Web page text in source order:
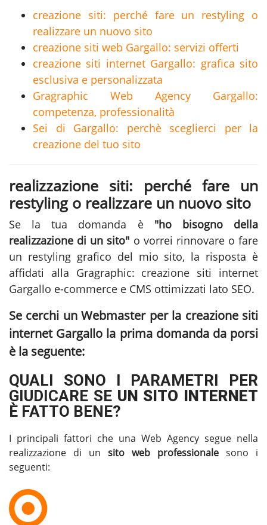
creazione siti: perché fare un restyling o
realizzare un nuovo sito
creazione siti web Gargallo: servizi offerti
creazione siti internet Gargallo: grafica sito
esclusiva e personalizzata
Gragraphic Web Agency Gargallo:
competenza, professionalità
Sei di Gargallo: perchè sceglierci per la
creazione del tuo sito
realizzazione siti: perché fare un
restyling o realizzare un nuovo sito
Se la tua domanda è "ho bisogno della
realizzazione di un sito" o vorrei rinnovare o fare
un restyling grafico del mio sito, la risposta è
affidati alla Gragraphic: creazione siti internet
Gargallo e-commerce e CMS ottimizzati lato SEO.
Se cerchi un Webmaster per la creazione siti
internet Gargallo la prima domanda da porsi
è la seguente:
QUALI SONO I PARAMETRI PER
GIUDICARE SEUN SITO INTERNET
È FATTO BENE?
I principali fattori che una Web Agency segue nella
realizzazione di un sito web professionale sono i
seguenti: